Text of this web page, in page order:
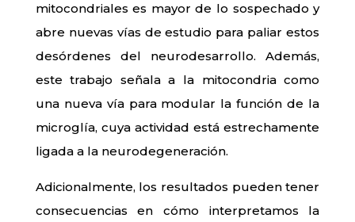
mitocondriales es mayor de lo sospechado y
abre nuevas vías de estudio para paliar estos
desórdenes del neurodesarrollo. Además,
este trabajo señala a la mitocondria como
una nueva vía para modular la función de la
microglía, cuya actividad está estrechamente
ligada a la neurodegeneración.
Adicionalmente, los resultados pueden tener
consecuencias en cómo interpretamos la